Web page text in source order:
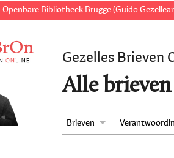
Openbare Bibliotheek Brugge (Guido
Gezelles Brieven
Alle brieven
Brieven